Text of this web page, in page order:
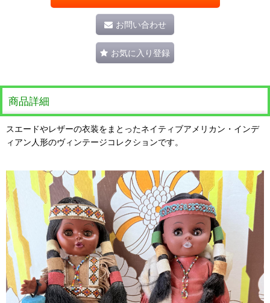
お問い合わせ
お気に入り登録
商品詳細
スエードやレザーの衣装をまとったネイティブアメリカン・インデ
ィアン人形のヴィンテージコレクションです。